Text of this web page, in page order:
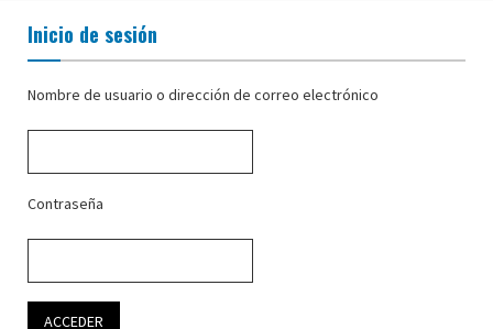
Inicio de sesión
Nombre de usuario o dirección de correo electrónico
Contraseña